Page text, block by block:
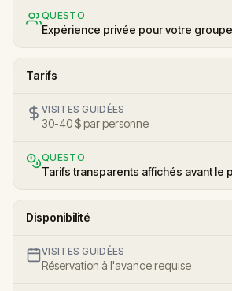
QUESTO
Expérience privée pour votre
Tarifs
VISITES GUIDÉES
30-40 $ par personne
QUESTO
Tarifs transparents affichés avant le
Disponibilité
VISITES GUIDÉES
Réservation à l'avance requise